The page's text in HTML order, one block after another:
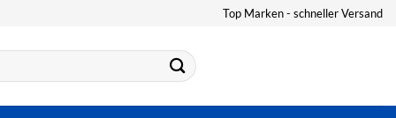
Top Marken - schneller Versand